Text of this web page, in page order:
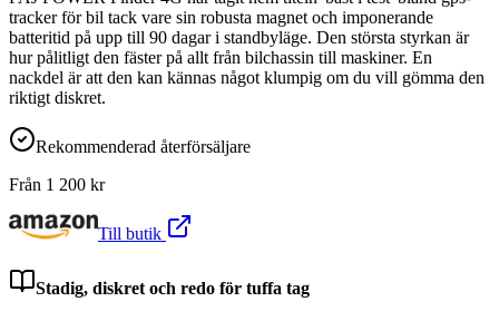
tracker för bil tack vare sin robusta magnet och imponerande
batteritid på upp till 90 dagar i standbyläge. Den största styrkan är
hur pålitligt den fäster på allt från bilchassin till maskiner. En
nackdel är att den kan kännas något klumpig om du vill gömma den
riktigt diskret.
Rekommenderad återförsäljare
Från 1 200 kr
Till butik
Stadig, diskret och redo för tuffa tag